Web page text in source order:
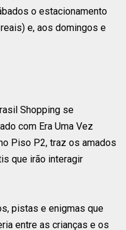
o estacionamento
e, aos domingos e
Shopping se
com Era Uma Vez
Piso P2, traz os amados
que irão interagir
pistas e enigmas que
entre as crianças e os